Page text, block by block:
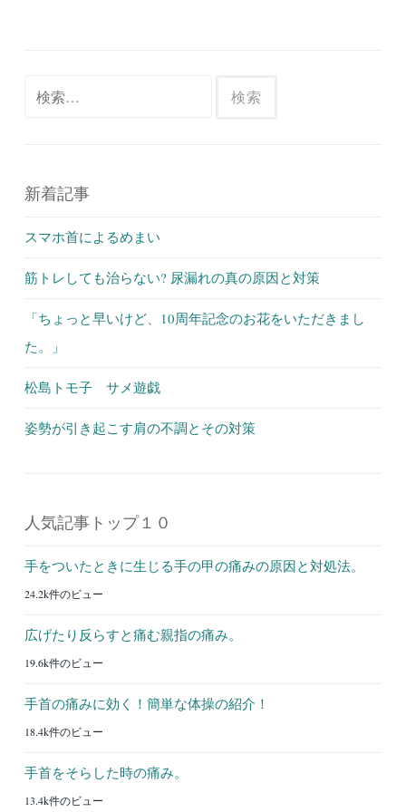
新着記事
スマホ首によるめまい
筋トレしても治らない? 尿漏れの真の原因と対策
「ちょっと早いけど、10周年記念のお花をいただきまし
た。」
松島トモ子 サメ遊戯
姿勢が引き起こす肩の不調とその対策
人気記事トップ１０
手をついたときに生じる手の甲の痛みの原因と対処法。
24.2k件のビュー
広げたり反らすと痛む親指の痛み。
19.6k件のビュー
手首の痛みに効く！簡単な体操の紹介！
18.4k件のビュー
手首をそらした時の痛み。
13.4k件のビュー